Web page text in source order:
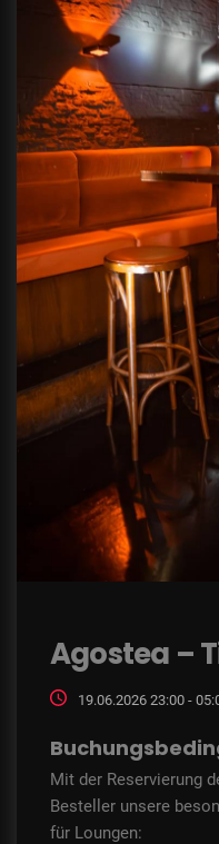
Agostea –
19.06.2026 23:00 -
Mit der Reservierung
Besteller unsere
für Loungen: